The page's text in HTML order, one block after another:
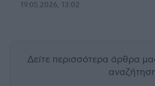
19.05.2026, 13:02
Δείτε περισσότερα άρθρα